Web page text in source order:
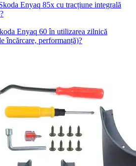
Enyaq 85x cu tracțiune integrală
Enyaq 60 în utilizarea zilnică
încărcare, performanță)?